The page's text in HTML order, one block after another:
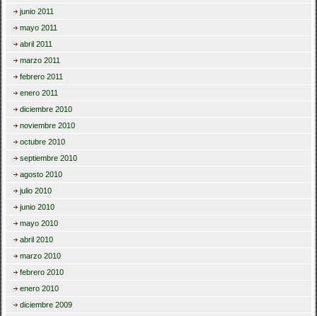
junio 2011
mayo 2011
abril 2011
marzo 2011
febrero 2011
enero 2011
diciembre 2010
noviembre 2010
octubre 2010
septiembre 2010
agosto 2010
julio 2010
junio 2010
mayo 2010
abril 2010
marzo 2010
febrero 2010
enero 2010
diciembre 2009